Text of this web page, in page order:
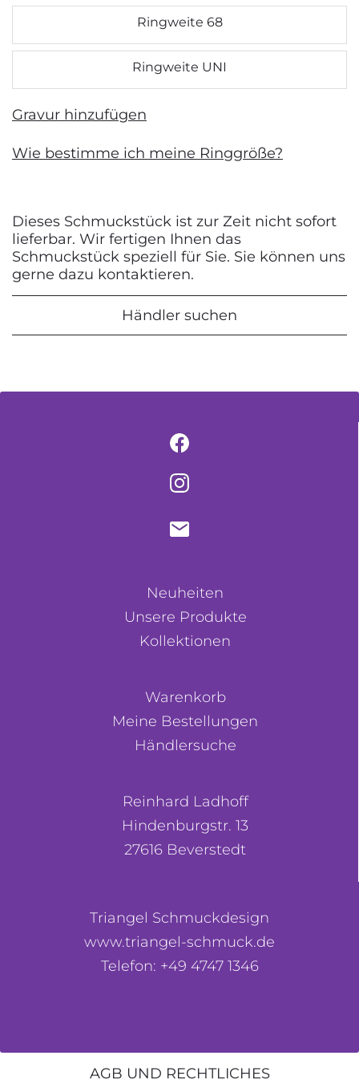
Ringweite 68
Ringweite UNI
Gravur hinzufügen
Wie bestimme ich meine Ringgröße?
Dieses Schmuckstück ist zur Zeit nicht sofort
lieferbar. Wir fertigen Ihnen das
Schmuckstück speziell für Sie. Sie können uns
gerne dazu kontaktieren.
Händler suchen
Neuheiten
Unsere Produkte
Kollektionen
Warenkorb
Meine Bestellungen
Händlersuche
Reinhard Ladhoff
Hindenburgstr. 13
27616 Beverstedt
Triangel Schmuckdesign
www.triangel-schmuck.de
Telefon: +49 4747 1346
AGB UND RECHTLICHES